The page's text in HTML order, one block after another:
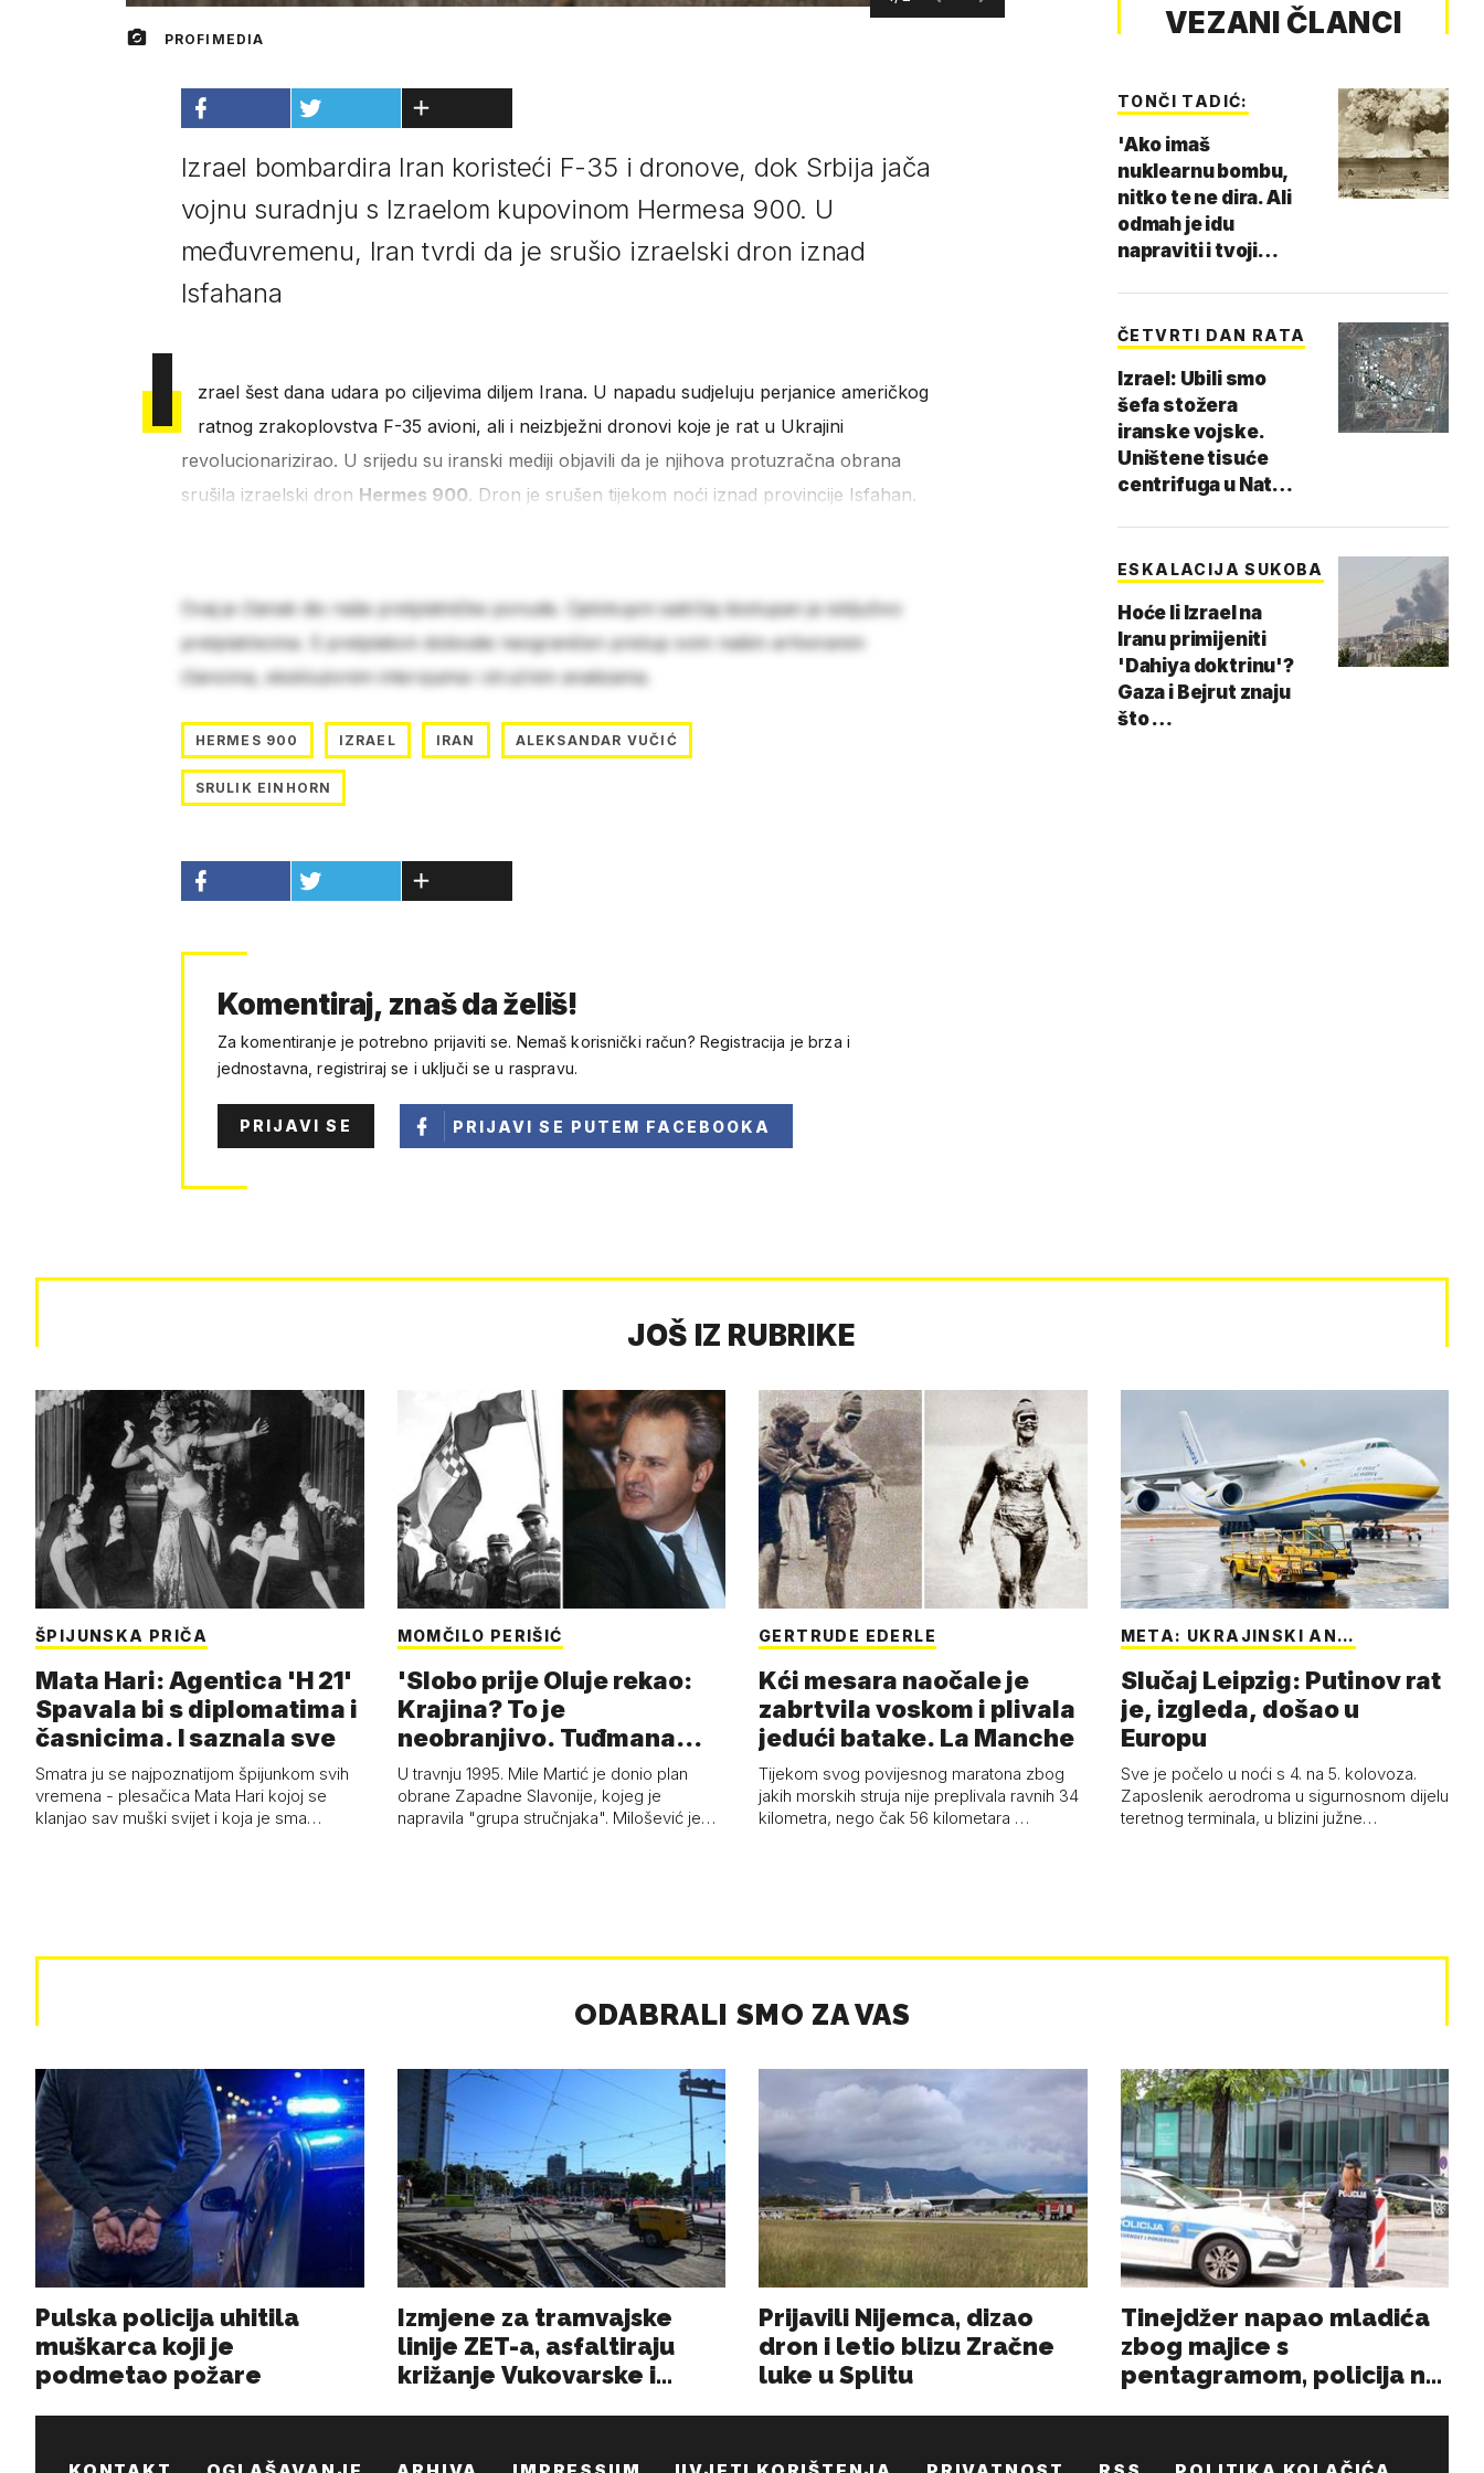
PROFIMEDIA
Izrael bombardira Iran koristeći F-35 i dronove, dok Srbija jača
vojnu suradnju s Izraelom kupovinom Hermesa 900. U
međuvremenu, Iran tvrdi da je srušio izraelski dron iznad
Isfahana
I
zrael šest dana udara po ciljevima diljem Irana. U napadu sudjeluju perjanice američkog
ratnog zrakoplovstva F-35 avioni, ali i neizbježni dronovi koje je rat u Ukrajini
revolucionarizirao. U srijedu su iranski mediji objavili da je njihova protuzračna obrana
srušila izraelski dron Hermes 900. Dron je srušen tijekom noći iznad provincije Isfahan.
Ovaj je članak dio naše pretplatničke ponude. Cjelokupni sadržaj dostupan je isključivo
pretplatnicima. S pretplatom dobivate neograničen pristup svim našim arhiviranim
člancima, ekskluzivnim intervjuima i stručnim analizama.
HERMES 900 IZRAEL IRAN ALEKSANDAR VUČIĆ
SRULIK EINHORN
Komentiraj, znaš da želiš!
Za komentiranje je potrebno prijaviti se. Nemaš korisnički račun? Registracija je brza i
jednostavna, registriraj se i uključi se u raspravu.
PRIJAVI SE PRIJAVI SE PUTEM FACEBOOKA
VEZANI ČLANCI
TONČI TADIĆ:
'Ako imaš
nuklearnu bombu,
nitko te ne dira. Ali
odmah je idu
napraviti i tvoji…
ČETVRTI DAN RATA
Izrael: Ubili smo
šefa stožera
iranske vojske.
Uništene tisuće
centrifuga u Nat…
ESKALACIJA SUKOBA
Hoće li Izrael na
Iranu primijeniti
'Dahiya doktrinu'?
Gaza i Bejrut znaju
što …
JOŠ IZ RUBRIKE
ŠPIJUNSKA PRIČA
Mata Hari: Agentica 'H 21'
Spavala bi s diplomatima i
časnicima. I saznala sve
Smatra ju se najpoznatijom špijunkom svih
vremena - plesačica Mata Hari kojoj se
klanjao sav muški svijet i koja je sma…
MOMČILO PERIŠIĆ
'Slobo prije Oluje rekao:
Krajina? To je
neobranjivo. Tuđmana
zvao Krivousti'
U travnju 1995. Mile Martić je donio plan
obrane Zapadne Slavonije, kojeg je
napravila "grupa stručnjaka". Milošević je…
GERTRUDE EDERLE
Kći mesara naočale je
zabrtvila voskom i plivala
jedući batake. La Manche
Tijekom svog povijesnog maratona zbog
jakih morskih struja nije preplivala ravnih 34
kilometra, nego čak 56 kilometara …
META: UKRAJINSKI AN…
Slučaj Leipzig: Putinov rat
je, izgleda, došao u
Europu
Sve je počelo u noći s 4. na 5. kolovoza.
Zaposlenik aerodroma u sigurnosnom dijelu
teretnog terminala, u blizini južne…